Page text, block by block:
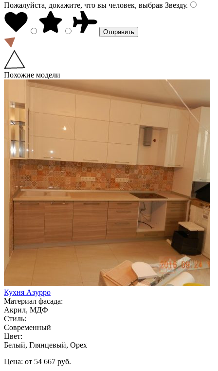
Пожалуйста, докажите, что вы человек, выбрав Звезду.
Похожие модели
Кухня Азурро
Материал фасада:
Акрил, МДФ
Стиль:
Современный
Цвет:
Белый, Глянцевый, Орех
Цена: от 54 667 руб.